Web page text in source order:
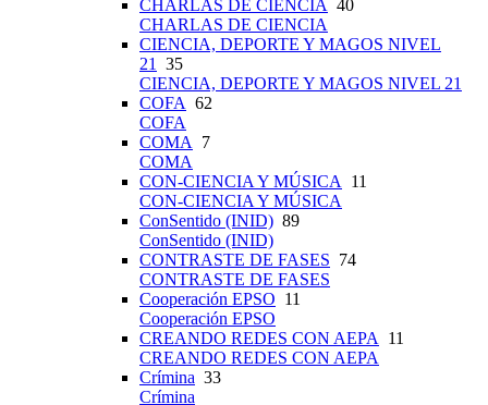
CHARLAS DE CIENCIA 40
CHARLAS DE CIENCIA
CIENCIA, DEPORTE Y MAGOS NIVEL
21 35
CIENCIA, DEPORTE Y MAGOS NIVEL 21
COFA 62
COFA
COMA 7
COMA
CON-CIENCIA Y MÚSICA 11
CON-CIENCIA Y MÚSICA
ConSentido (INID) 89
ConSentido (INID)
CONTRASTE DE FASES 74
CONTRASTE DE FASES
Cooperación EPSO 11
Cooperación EPSO
CREANDO REDES CON AEPA 11
CREANDO REDES CON AEPA
Crímina 33
Crímina